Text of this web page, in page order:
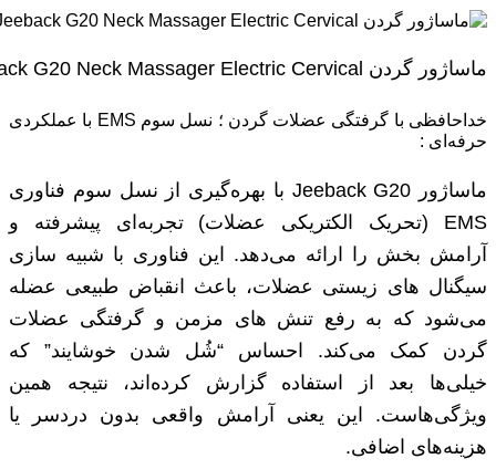
ماساژور گردن Youpin Jeeback G20 Neck Massager Electric Cervical
خداحافظی با گرفتگی عضلات گردن ؛ نسل سوم EMS با عملکردی
حرفه‌ای :
ماساژور Jeeback G20 با بهره‌گیری از نسل سوم فناوری
EMS (تحریک الکتریکی عضلات) تجربه‌ای پیشرفته و
آرامش ‌بخش را ارائه می‌دهد. این فناوری با شبیه ‌سازی
سیگنال ‌های زیستی عضلات، باعث انقباض طبیعی عضله
می‌شود که به رفع تنش‌ های مزمن و گرفتگی عضلات
گردن کمک می‌کند. احساس “شُل شدن خوشایند” که
خیلی‌ها بعد از استفاده گزارش کرده‌اند، نتیجه همین
ویژگی‌هاست. این یعنی آرامش واقعی بدون دردسر یا
هزینه‌های اضافی.